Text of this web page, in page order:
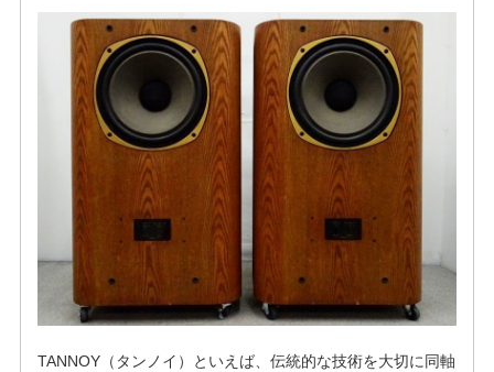
TANNOY（タンノイ）といえば、伝統的な技術を大切に同軸